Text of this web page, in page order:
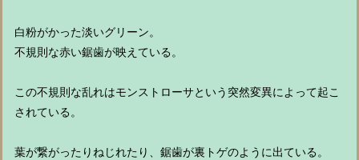
白粉がかった淡いグリーン。
不規則な赤い鋸歯が映えている。
この不規則な乱れはモンストローサという突然変異によって起こ
されている。
葉が繋がったりねじれたり、鋸歯が裏トゲのように出ている。